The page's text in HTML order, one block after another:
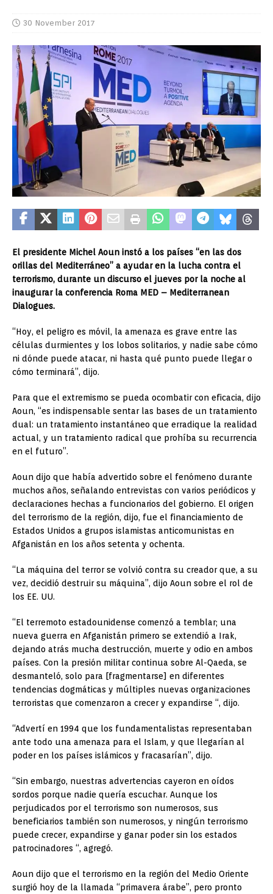
30 November 2017
El presidente Michel Aoun instó a los países “en las dos
orillas del Mediterráneo” a ayudar en la lucha contra el
terrorismo, durante un discurso el jueves por la noche al
inaugurar la conferencia Roma MED – Mediterranean
Dialogues.
“Hoy, el peligro es móvil, la amenaza es grave entre las
células durmientes y los lobos solitarios, y nadie sabe cómo
ni dónde puede atacar, ni hasta qué punto puede llegar o
cómo terminará”, dijo.
Para que el extremismo se pueda ocombatir con eficacia, dijo
Aoun, “es indispensable sentar las bases de un tratamiento
dual: un tratamiento instantáneo que erradique la realidad
actual, y un tratamiento radical que prohíba su recurrencia
en el futuro”.
Aoun dijo que había advertido sobre el fenómeno durante
muchos años, señalando entrevistas con varios periódicos y
declaraciones hechas a funcionarios del gobierno. El origen
del terrorismo de la región, dijo, fue el financiamiento de
Estados Unidos a grupos islamistas anticomunistas en
Afganistán en los años setenta y ochenta.
“La máquina del terror se volvió contra su creador que, a su
vez, decidió destruir su máquina”, dijo Aoun sobre el rol de
los EE. UU.
“El terremoto estadounidense comenzó a temblar; una
nueva guerra en Afganistán primero se extendió a Irak,
dejando atrás mucha destrucción, muerte y odio en ambos
países. Con la presión militar continua sobre Al-Qaeda, se
desmanteló, solo para [fragmentarse] en diferentes
tendencias dogmáticas y múltiples nuevas organizaciones
terroristas que comenzaron a crecer y expandirse “, dijo.
“Advertí en 1994 que los fundamentalistas representaban
ante todo una amenaza para el Islam, y que llegarían al
poder en los países islámicos y fracasarían”, dijo.
“Sin embargo, nuestras advertencias cayeron en oídos
sordos porque nadie quería escuchar. Aunque los
perjudicados por el terrorismo son numerosos, sus
beneficiarios también son numerosos, y ningún terrorismo
puede crecer, expandirse y ganar poder sin los estados
patrocinadores “, agregó.
Aoun dijo que el terrorismo en la región del Medio Oriente
surgió hoy de la llamada “primavera árabe”, pero pronto